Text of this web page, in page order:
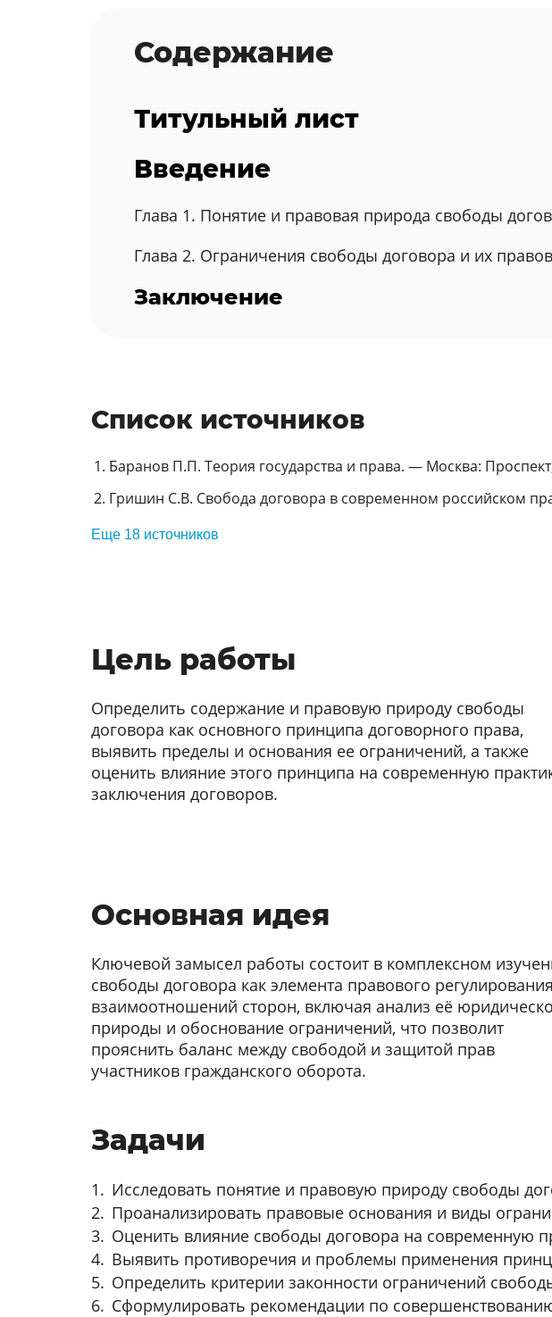
Содержание
Титульный лист
Введение
Глава 1. Понятие и правовая природа свободы
Глава 2. Ограничения свободы договора и их
Заключение
Список источников
Баранов П.П. Теория государства и права. — Москва:
Гришин С.В. Свобода договора в современном российском
Еще 18 источников
Цель работы
Определить содержание и правовую природу свободы
договора как основного принципа договорного права,
выявить пределы и основания ее ограничений, а также
оценить влияние этого принципа на современную
заключения договоров.
Основная идея
Ключевой замысел работы состоит в комплексном
свободы договора как элемента правового регулирования
взаимоотношений сторон, включая анализ её
природы и обоснование ограничений, что позволит
прояснить баланс между свободой и защитой прав
участников гражданского оборота.
Задачи
Исследовать понятие и правовую природу свободы
Проанализировать правовые основания и виды
Оценить влияние свободы договора на современную
Выявить противоречия и проблемы применения
Определить критерии законности ограничений
Сформулировать рекомендации по